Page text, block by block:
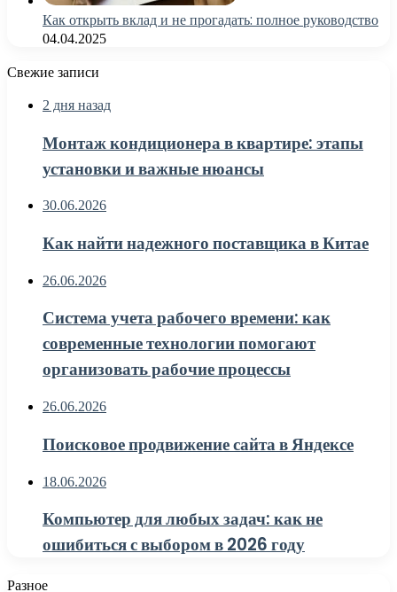
Как открыть вклад и не прогадать: полное руководство
04.04.2025
Свежие записи
2 дня назад
Монтаж кондиционера в квартире: этапы
установки и важные нюансы
30.06.2026
Как найти надежного поставщика в Китае
26.06.2026
Система учета рабочего времени: как
современные технологии помогают
организовать рабочие процессы
26.06.2026
Поисковое продвижение сайта в Яндексе
18.06.2026
Компьютер для любых задач: как не
ошибиться с выбором в 2026 году
Разное